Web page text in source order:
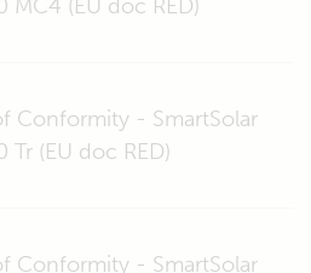
MC4 (EU doc RED)
Conformity - SmartSolar
Tr (EU doc RED)
Conformity - SmartSolar